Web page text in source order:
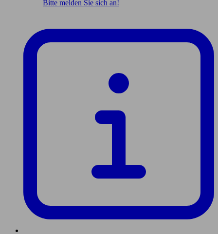
Bitte melden Sie sich an!